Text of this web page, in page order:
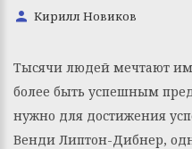
Кирилл Новиков
Тысячи людей мечтают
более быть успешным
нужно для достижения
Венди Липтон-Дибнер,